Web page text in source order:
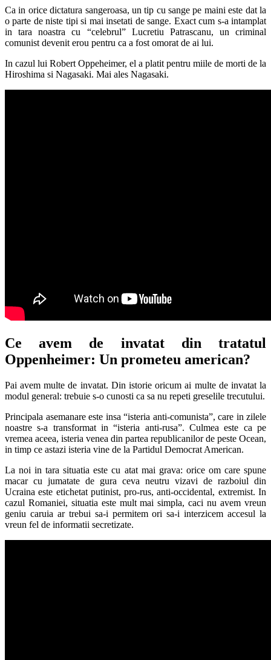
Ca in orice dictatura sangeroasa, un tip cu sange pe maini este dat la
o parte de niste tipi si mai insetati de sange. Exact cum s-a intamplat
in tara noastra cu “celebrul” Lucretiu Patrascanu, un criminal
comunist devenit erou pentru ca a fost omorat de ai lui.
In cazul lui Robert Oppeheimer, el a platit pentru miile de morti de la
Hiroshima si Nagasaki. Mai ales Nagasaki.
Ce avem de invatat din tratatul
Oppenheimer: Un prometeu american?
Pai avem multe de invatat. Din istorie oricum ai multe de invatat la
modul general: trebuie s-o cunosti ca sa nu repeti greselile trecutului.
Principala asemanare este insa “isteria anti-comunista”, care in zilele
noastre s-a transformat in “isteria anti-rusa”. Culmea este ca pe
vremea aceea, isteria venea din partea republicanilor de peste Ocean,
in timp ce astazi isteria vine de la Partidul Democrat American.
La noi in tara situatia este cu atat mai grava: orice om care spune
macar cu jumatate de gura ceva neutru vizavi de razboiul din
Ucraina este etichetat putinist, pro-rus, anti-occidental, extremist. In
cazul Romaniei, situatia este mult mai simpla, caci nu avem vreun
geniu caruia ar trebui sa-i permitem ori sa-i interzicem accesul la
vreun fel de informatii secretizate.